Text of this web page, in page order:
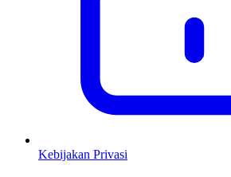
Kebijakan Privasi